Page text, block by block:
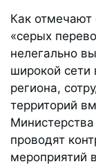
Как отмечают
«серых
нелегально
широкой сети
региона,
территорий
Министерства
проводят
мероприятий